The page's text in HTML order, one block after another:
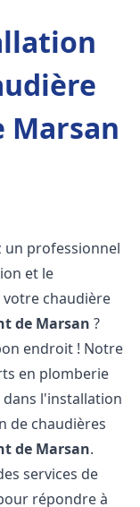
Marsan
un professionnel
et le
chaudière
de Marsan ?
endroit ! Notre
en plomberie
dans l'installation
de chaudières
de Marsan.
services de
répondre à